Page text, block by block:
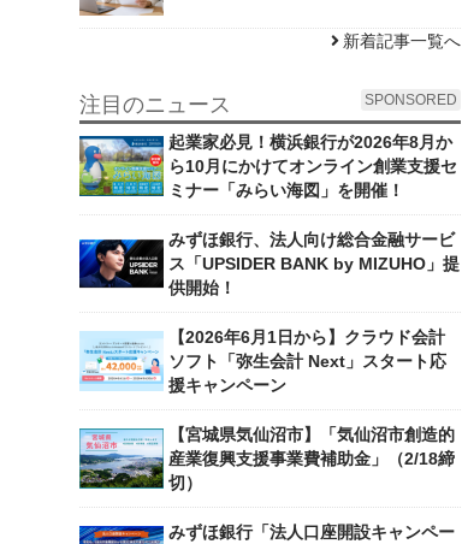
新着記事一覧へ
注目のニュース SPONSORED
起業家必見！横浜銀行が2026年8月か
ら10月にかけてオンライン創業支援セ
ミナー「みらい海図」を開催！
みずほ銀行、法人向け総合金融サービ
ス「UPSIDER BANK by MIZUHO」提
供開始！
【2026年6月1日から】クラウド会計
ソフト「弥生会計 Next」スタート応
援キャンペーン
【宮城県気仙沼市】「気仙沼市創造的
産業復興支援事業費補助金」（2/18締
切）
みずほ銀行「法人口座開設キャンペー